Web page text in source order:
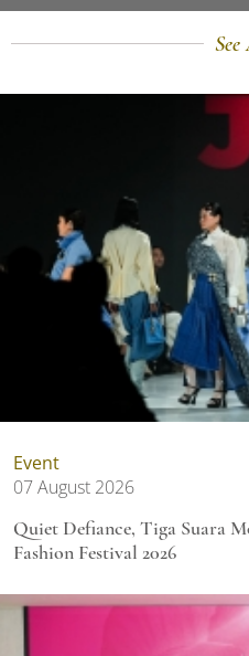
See
Event
07 August 2026
Quiet Defiance, Tiga Suara
Fashion Festival 2026